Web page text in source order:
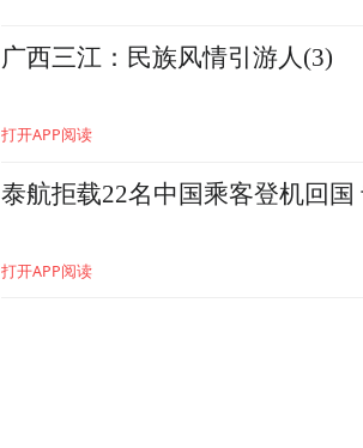
广西三江：民族风情引游人(3)
打开APP阅读
泰航拒载22名中国乘客登机回
打开APP阅读